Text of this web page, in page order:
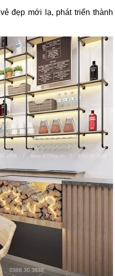
đẹp mới lạ, phát triển thành